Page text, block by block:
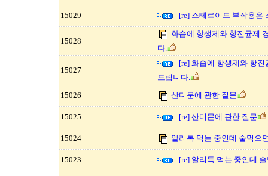
15029 [re] 스테로이드 부작용은
15028
화습에 항생제와 항진균제
다.
15027
[re] 화습에 항생제와 항
드립니다.
15026
산디문에 관한 질문
15025 [re] 산디문에 관한 질문
15024 알리톡 먹는 중인데 술먹으
15023 [re] 알리톡 먹는 중인데